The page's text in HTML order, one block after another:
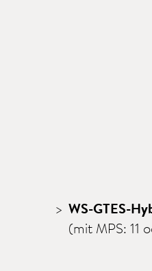
WS-GTES-
(mit MPS: 11